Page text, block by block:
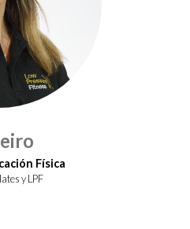
Física
y LPF